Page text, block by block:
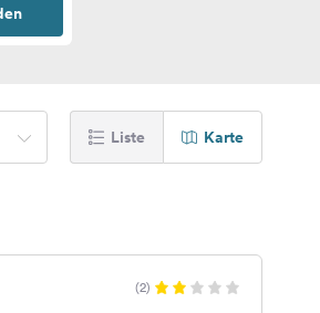
Liste Karte
(2)